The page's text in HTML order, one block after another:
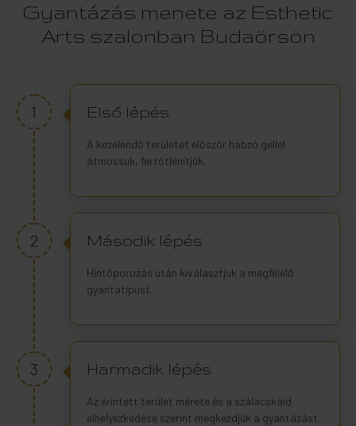
Gyantázás menete az Esthetic
Arts szalonban Budaörsön
Első lépés
A kezelendő területet először habzó géllel
átmossuk, fertőtlenítjük.
1
Második lépés
Hintőporozás után kiválasztjuk a megfelelő
gyantatípust.
2
Harmadik lépés
Az érintett terület mérete és a szálacskáid
elhelyezkedése szerint megkezdjük a gyantázást.
3